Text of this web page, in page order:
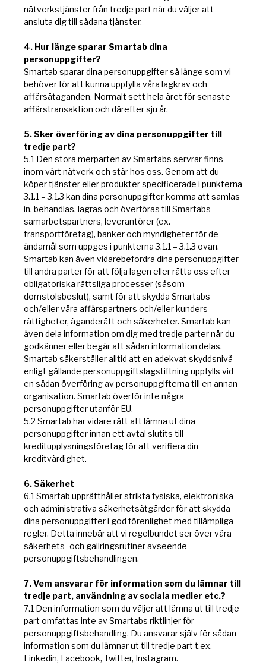
nätverkstjänster från tredje part när du väljer att
ansluta dig till sådana tjänster.
4. Hur länge sparar Smartab dina
personuppgifter?
Smartab sparar dina personuppgifter så länge som vi
behöver för att kunna uppfylla våra lagkrav och
affärsåtaganden. Normalt sett hela året för senaste
affärstransaktion och därefter sju år.
5. Sker överföring av dina personuppgifter till
tredje part?
5.1 Den stora merparten av Smartabs servrar finns
inom vårt nätverk och står hos oss. Genom att du
köper tjänster eller produkter specificerade i punkterna
3.1.1 – 3.1.3 kan dina personuppgifter komma att samlas
in, behandlas, lagras och överföras till Smartabs
samarbetspartners, leverantörer (ex.
transportföretag), banker och myndigheter för de
ändamål som uppges i punkterna 3.1.1 – 3.1.3 ovan.
Smartab kan även vidarebefordra dina personuppgifter
till andra parter för att följa lagen eller rätta oss efter
obligatoriska rättsliga processer (såsom
domstolsbeslut), samt för att skydda Smartabs
och/eller våra affärspartners och/eller kunders
rättigheter, äganderätt och säkerheter. Smartab kan
även dela information om dig med tredje parter när du
godkänner eller begär att sådan information delas.
Smartab säkerställer alltid att en adekvat skyddsnivå
enligt gällande personuppgiftslagstiftning uppfylls vid
en sådan överföring av personuppgifterna till en annan
organisation. Smartab överför inte några
personuppgifter utanför EU.
5.2 Smartab har vidare rätt att lämna ut dina
personuppgifter innan ett avtal slutits till
kreditupplysningsföretag för att verifiera din
kreditvärdighet.
6. Säkerhet
6.1 Smartab upprätthåller strikta fysiska, elektroniska
och administrativa säkerhetsåtgärder för att skydda
dina personuppgifter i god förenlighet med tillämpliga
regler. Detta innebär att vi regelbundet ser över våra
säkerhets- och gallringsrutiner avseende
personuppgiftsbehandlingen.
7. Vem ansvarar för information som du lämnar till
tredje part, användning av sociala medier etc.?
7.1 Den information som du väljer att lämna ut till tredje
part omfattas inte av Smartabs riktlinjer för
personuppgiftsbehandling. Du ansvarar själv för sådan
information som du lämnar ut till tredje part t.ex.
Linkedin, Facebook, Twitter, Instagram.